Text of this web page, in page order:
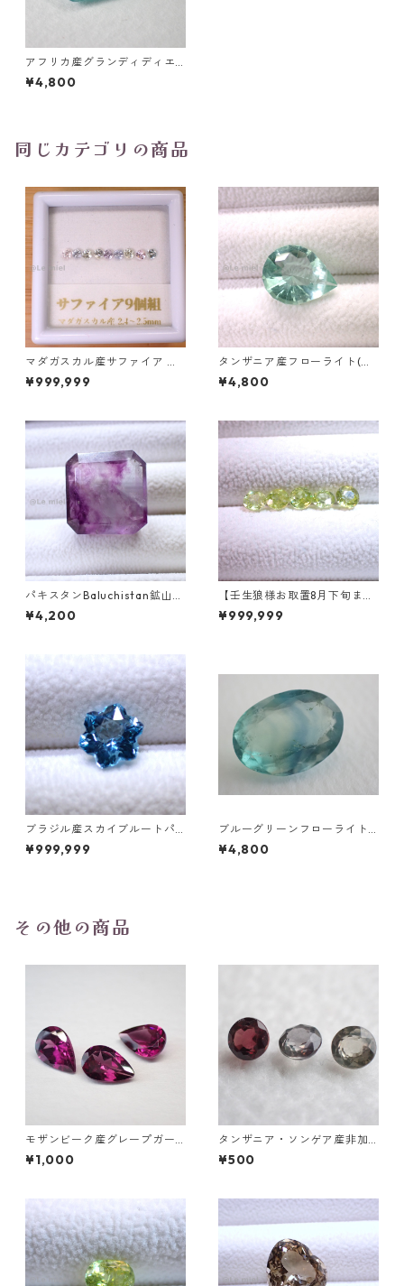
アフリカ産グランディディエ
ライト ファンシーカットルー
ス 1.9ct 9.3mm*7.5mm*4.2m
¥4,800
同じカテゴリの商品
マダガスカル産サファイア ル
ース 9個組 2.4～2.5mm
¥999,999
タンザニア産フローライト(蛍
光) ペアシェイプカットルース
5.46ct 13.8mm*10.8mm*7.0
¥4,800
パキスタンBaluchistan鉱山産
フローライト スクエアカット
ルース 34.4ct 20 x 19.6 x 11
¥4,200
【壬生狼様お取置8月下旬ま
で】マダガスカル産スフェー
ン ラウンドカットルース 0.45
¥999,999
ブラジル産スカイブルートパ
ーズ スノーフレークカットル
ース 1.5ct 7.0mm*7.0mm*4.
¥999,999
ブルーグリーンフローライト
オーバルカットルース 10.2ct
15.4mm*11.1mm*8.0mm
¥4,800
その他の商品
モザンビーク産グレープガー
ネット ペアシェイプカットル
ース 0.4ct前後 6mm*4mm前
¥1,000
タンザニア・ソンゲア産非加
熱サファイア ラウンドカット
ルース 0.1ct前後 3mm前後
¥500